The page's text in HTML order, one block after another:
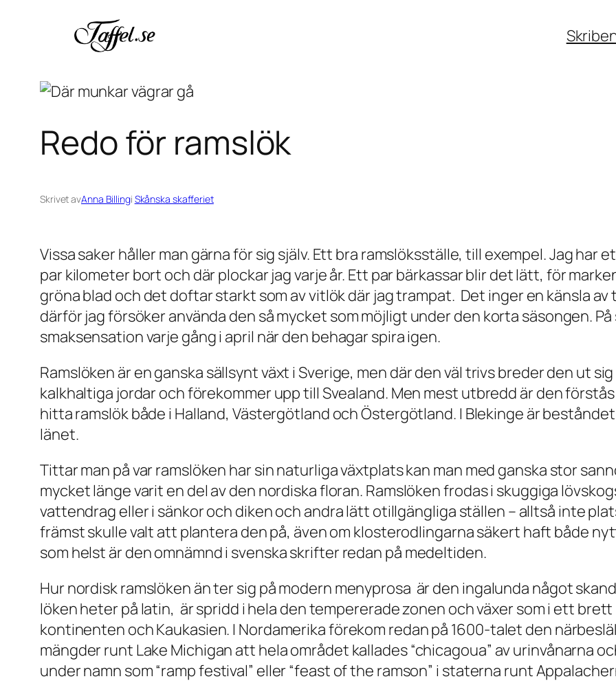
Redo för ramslök
Skrivet avAnna Billingi Skånska skafferiet
Vissa saker håller man gärna för sig själv. Ett bra ramslöksställe, till exempel. Jag har
par kilometer bort och där plockar jag varje år. Ett par bärkassar blir det lätt, för
gröna blad och det doftar starkt som av vitlök där jag trampat. Det inger en känsla
därför jag försöker använda den så mycket som möjligt under den korta säsongen.
smaksensation varje gång i april när den behagar spira igen.
Ramslöken är en ganska sällsynt växt i Sverige, men där den väl trivs breder den ut
kalkhaltiga jordar och förekommer upp till Svealand. Men mest utbredd är den
hitta ramslök både i Halland, Västergötland och Östergötland. I Blekinge är
länet.
Tittar man på var ramslöken har sin naturliga växtplats kan man med ganska stor
mycket länge varit en del av den nordiska floran. Ramslöken frodas i skuggiga
vattendrag eller i sänkor och diken och andra lätt otillgängliga ställen – alltså inte
främst skulle valt att plantera den på, även om klosterodlingarna säkert haft både
som helst är den omnämnd i svenska skrifter redan på medeltiden.
Hur nordisk ramslöken än ter sig på modern menyprosa är den ingalunda något
löken heter på latin, är spridd i hela den tempererade zonen och växer som i ett
kontinenten och Kaukasien. I Nordamerika förekom redan på 1600-talet den
mängder runt Lake Michigan att hela området kallades “chicagoua” av urinvånarna
under namn som “ramp festival” eller “feast of the ramson” i staterna runt